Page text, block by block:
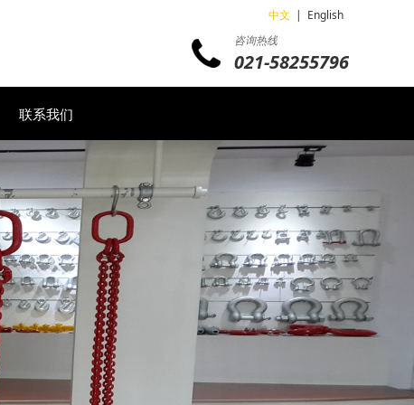
中文 | English
咨询热线
021-58255796
联系我们